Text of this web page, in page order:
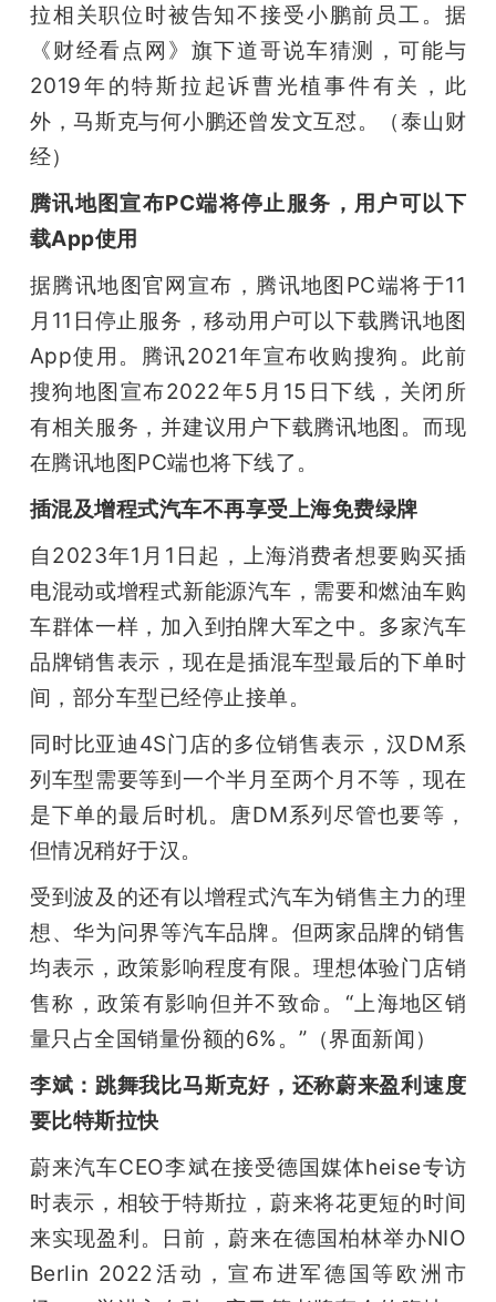
拉相关职位时被告知不接受小鹏前员工。据
《财经看点网》旗下道哥说车猜测，可能与
2019年的特斯拉起诉曹光植事件有关，此
外，马斯克与何小鹏还曾发文互怼。（泰山财
经）
腾讯地图宣布PC端将停止服务，用户可以下
载App使用
据腾讯地图官网宣布，腾讯地图PC端将于11
月11日停止服务，移动用户可以下载腾讯地图
App使用。腾讯2021年宣布收购搜狗。此前
搜狗地图宣布2022年5月15日下线，关闭所
有相关服务，并建议用户下载腾讯地图。而现
在腾讯地图PC端也将下线了。
插混及增程式汽车不再享受上海免费绿牌
自2023年1月1日起，上海消费者想要购买插
电混动或增程式新能源汽车，需要和燃油车购
车群体一样，加入到拍牌大军之中。多家汽车
品牌销售表示，现在是插混车型最后的下单时
间，部分车型已经停止接单。
同时比亚迪4S门店的多位销售表示，汉DM系
列车型需要等到一个半月至两个月不等，现在
是下单的最后时机。唐DM系列尽管也要等，
但情况稍好于汉。
受到波及的还有以增程式汽车为销售主力的理
想、华为问界等汽车品牌。但两家品牌的销售
均表示，政策影响程度有限。理想体验门店销
售称，政策有影响但并不致命。“上海地区销
量只占全国销量份额的6%。”（界面新闻）
李斌：跳舞我比马斯克好，还称蔚来盈利速度
要比特斯拉快
蔚来汽车CEO李斌在接受德国媒体heise专访
时表示，相较于特斯拉，蔚来将花更短的时间
来实现盈利。日前，蔚来在德国柏林举办NIO
Berlin 2022活动，宣布进军德国等欧洲市